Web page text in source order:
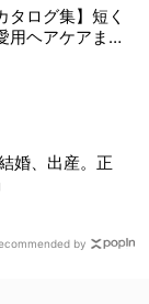
タログ集】短く
用ヘアケアまで
婚、出産。正
by